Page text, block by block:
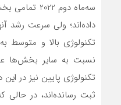
سه‌ماه دوم
داده‌‌‌اند؛ ولی سرعت رشد
نسبت به سایر بخش‌‌‌ها
ثبت رسانده‌اند، در حالی